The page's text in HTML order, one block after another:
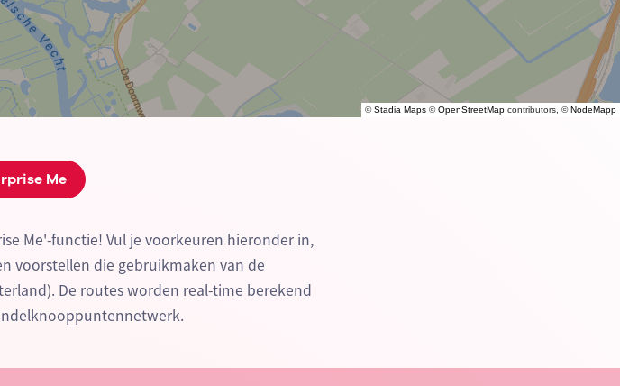
©Stadia Maps ©OpenStreetMap contributors, ©NodeMapp
Me
Me'-functie! Vul je voorkeuren hieronder in,
voorstellen die gebruikmaken van de
De routes worden real-time berekend